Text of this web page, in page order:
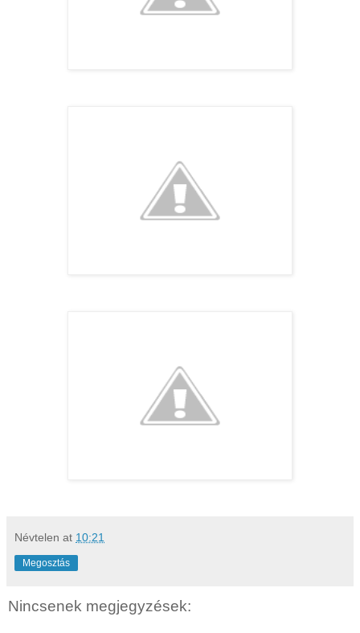
Névtelen at 10:21
Megosztás
Nincsenek megjegyzések: